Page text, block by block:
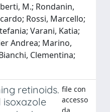
M.; Rondanin,
Rossi, Marcello;
Varani, Katia;
Andrea; Marino,
Clementina;
retinoids.
isoxazole
file con
accesso